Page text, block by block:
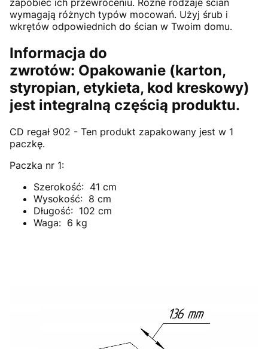
zapobiec ich przewróceniu. Różne rodzaje ścian
wymagają różnych typów mocowań. Użyj śrub i
wkrętów odpowiednich do ścian w Twoim domu.
Informacja do
zwrotów: Opakowanie (karton,
styropian, etykieta, kod kreskowy)
jest integralną częścią produktu.
CD regał 902 - Ten produkt zapakowany jest w 1
paczkę.
Paczka nr 1:
Szerokość: 41 cm
Wysokość: 8 cm
Długość: 102 cm
Waga: 6 kg